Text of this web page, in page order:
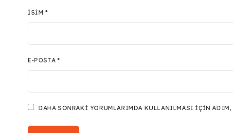
İSIM*
E-POSTA *
DAHA SONRAKI YORUMLARIMDA KULLANILMASI IÇIN